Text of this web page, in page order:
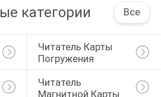
категории Все
Читатель Карты
Погружения
Читатель
Магнитной Карты